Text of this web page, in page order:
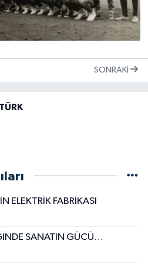
SONRAKI
ELEKTRİK FABRİKASI
SANATIN GÜCÜ…